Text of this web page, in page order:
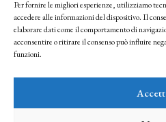
Per fornire le migliori esperienze, utilizziamo
accedere alle informazioni del dispositivo. Il
elaborare dati come il comportamento di
acconsentire o ritirare il consenso può influire
funzioni.
Facendo clic per iscriverti, riconosci che le
seguendo la nostra Privacy Policy
© 2025 Istituto Matteucci. All right reserved
l’autorizzazione scritta dei proprietari dei diritti